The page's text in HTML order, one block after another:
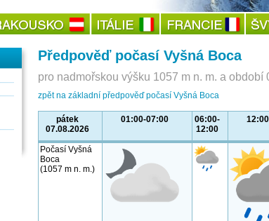
Předpověď počasí Vyšná Boca
pro nadmořskou výšku 1057 m n. m. a období
zpět na základní předpověď počasí Vyšná Boca
pátek
07.08.2026
01:00-07:00
06:00-
12:00
Počasí Vyšná
Boca
(1057 m n. m.)